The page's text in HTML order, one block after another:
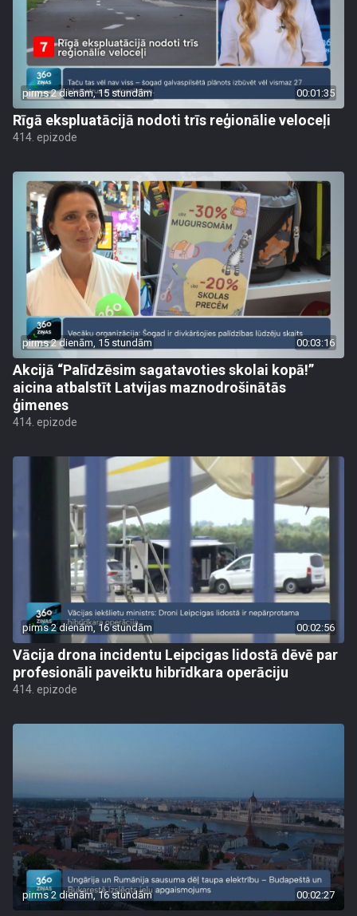
pirms 2 dienām, 15 stundām 00:01:35
Rīgā ekspluatācijā nodoti trīs reģionālie veloceļi
414. epizode
pirms 2 dienām, 15 stundām 00:03:16
Akcijā “Palīdzēsim sagatavoties skolai kopā!”
aicina atbalstīt Latvijas maznodrošinātās
ģimenes
414. epizode
pirms 2 dienām, 16 stundām 00:02:56
Vācija drona incidentu Leipcigas lidostā dēvē par
profesionāli paveiktu hibrīdkara operāciju
414. epizode
pirms 2 dienām, 16 stundām 00:02:27